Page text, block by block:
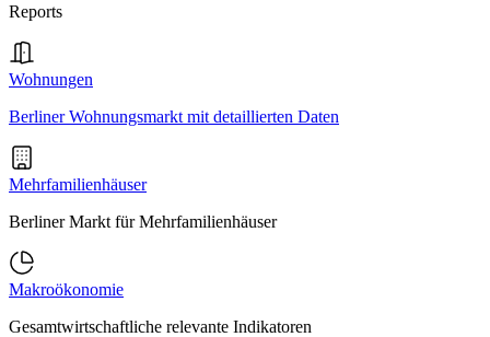
Reports
Wohnungen
Berliner Wohnungsmarkt mit detaillierten Daten
Mehrfamilienhäuser
Berliner Markt für Mehrfamilienhäuser
Makroökonomie
Gesamtwirtschaftliche relevante Indikatoren